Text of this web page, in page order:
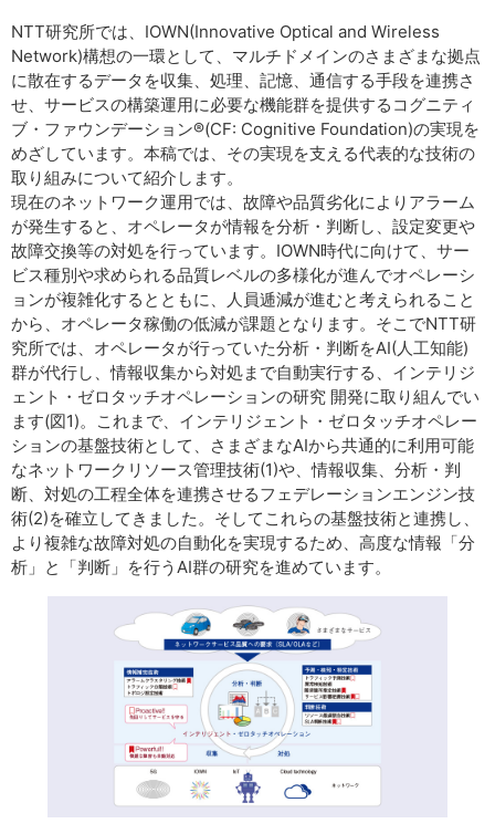
NTT研究所では、IOWN(Innovative Optical and Wireless
Network)構想の一環として、マルチドメインのさまざまな拠点
に散在するデータを収集、処理、記憶、通信する手段を連携さ
せ、サービスの構築運用に必要な機能群を提供するコグニティ
ブ・ファウンデーション®(CF: Cognitive Foundation)の実現を
めざしています。本稿では、その実現を支える代表的な技術の
取り組みについて紹介します。
現在のネットワーク運用では、故障や品質劣化によりアラーム
が発生すると、オペレータが情報を分析・判断し、設定変更や
故障交換等の対処を行っています。IOWN時代に向けて、サー
ビス種別や求められる品質レベルの多様化が進んでオペレーシ
ョンが複雑化するとともに、人員逓減が進むと考えられること
から、オペレータ稼働の低減が課題となります。そこでNTT研
究所では、オペレータが行っていた分析・判断をAI(人工知能)
群が代行し、情報収集から対処まで自動実行する、インテリジ
ェント・ゼロタッチオペレーションの研究 開発に取り組んでい
ます(図1)。これまで、インテリジェント・ゼロタッチオペレー
ションの基盤技術として、さまざまなAIから共通的に利用可能
なネットワークリソース管理技術(1)や、情報収集、分析・判
断、対処の工程全体を連携させるフェデレーションエンジン技
術(2)を確立してきました。そしてこれらの基盤技術と連携し、
より複雑な故障対処の自動化を実現するため、高度な情報「分
析」と「判断」を行うAI群の研究を進めています。